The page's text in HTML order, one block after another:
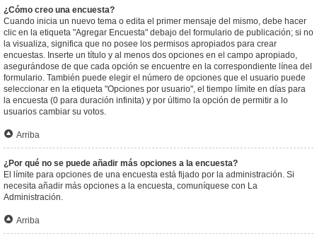
¿Cómo creo una encuesta?
Cuando inicia un nuevo tema o edita el primer mensaje del mismo, debe hacer
clic en la etiqueta "Agregar Encuesta" debajo del formulario de publicación; si no
la visualiza, significa que no posee los permisos apropiados para crear
encuestas. Inserte un título y al menos dos opciones en el campo apropiado,
asegurándose de que cada opción se encuentre en la correspondiente línea del
formulario. También puede elegir el número de opciones que el usuario puede
seleccionar en la etiqueta "Opciones por usuario", el tiempo límite en días para
la encuesta (0 para duración infinita) y por último la opción de permitir a lo
usuarios cambiar su votos.
Arriba
¿Por qué no se puede añadir más opciones a la encuesta?
El límite para opciones de una encuesta está fijado por la administración. Si
necesita añadir más opciones a la encuesta, comuníquese con La
Administración.
Arriba